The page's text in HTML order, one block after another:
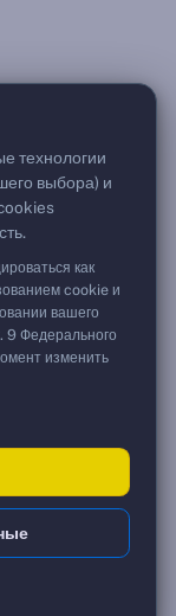
технологии
выбора) и
как
cookie и
вашего
9 Федерального
изменить